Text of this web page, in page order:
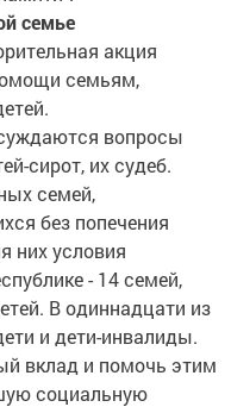
семье
акция
семьям,
вопросы
сирот, их судеб.
семей,
без попечения
них условия
- 14 семей,
В одиннадцати из
и дети-инвалиды.
вклад и помочь этим
социальную